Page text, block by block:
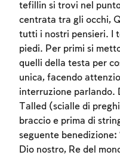
tefillin si trovi nel
centrata tra gli occhi,
tutti i nostri pensieri. I
piedi. Per primi si
quelli della testa per
unica, facendo
interruzione parlando.
Talled (scialle di
braccio e prima di
seguente
Dio nostro, Re del